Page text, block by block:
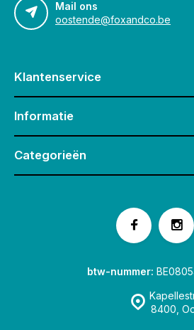
Mail ons
oostende@foxandco.be
Klantenservice
Informatie
Categorieën
8400,
btw-nummer: